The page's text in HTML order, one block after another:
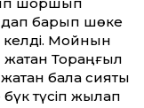
шоршып
барып шөке
келді. Мойнын
жатқан Тораңғыл
бала сияқты
бүк түсіп жылап